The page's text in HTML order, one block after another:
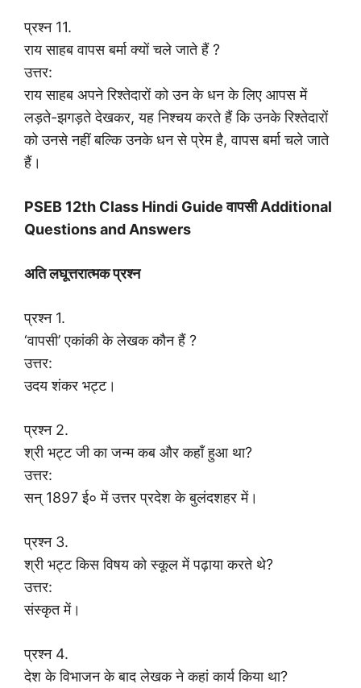
प्रश्न 11.
राय साहब वापस बर्मा क्यों चले जाते हैं ?
उत्तर:
राय साहब अपने रिश्तेदारों को उन के धन के लिए आपस में
लड़ते-झगड़ते देखकर, यह निश्चय करते हैं कि उनके रिश्तेदारों
को उनसे नहीं बल्कि उनके धन से प्रेम है, वापस बर्मा चले जाते
हैं।
PSEB 12th Class Hindi Guide वापसी Additional
Questions and Answers
अति लघूत्तरात्मक प्रश्न
प्रश्न 1.
‘वापसी’ एकांकी के लेखक कौन हैं ?
उत्तर:
उदय शंकर भट्ट।
प्रश्न 2.
श्री भट्ट जी का जन्म कब और कहाँ हुआ था?
उत्तर:
सन् 1897 ई० में उत्तर प्रदेश के बुलंदशहर में।
प्रश्न 3.
श्री भट्ट किस विषय को स्कूल में पढ़ाया करते थे?
उत्तर:
संस्कृत में।
प्रश्न 4.
देश के विभाजन के बाद लेखक ने कहां कार्य किया था?